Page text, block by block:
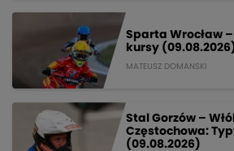
Sparta Wrocław
kursy
MATEUSZ DOMANSKI
Stal Gorzów –
Częstochowa:
(09.08.2026)